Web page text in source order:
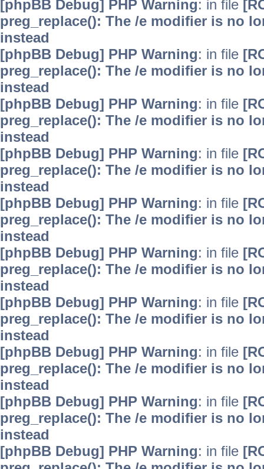
[phpBB Debug] PHP Warning: in file
preg_replace(): The /e modifier is no
instead
[phpBB Debug] PHP Warning: in file
preg_replace(): The /e modifier is no
instead
[phpBB Debug] PHP Warning: in file
preg_replace(): The /e modifier is no
instead
[phpBB Debug] PHP Warning: in file
preg_replace(): The /e modifier is no
instead
[phpBB Debug] PHP Warning: in file
preg_replace(): The /e modifier is no
instead
[phpBB Debug] PHP Warning: in file
preg_replace(): The /e modifier is no
instead
[phpBB Debug] PHP Warning: in file
preg_replace(): The /e modifier is no
instead
[phpBB Debug] PHP Warning: in file
preg_replace(): The /e modifier is no
instead
[phpBB Debug] PHP Warning: in file
preg_replace(): The /e modifier is no
instead
[phpBB Debug] PHP Warning: in file